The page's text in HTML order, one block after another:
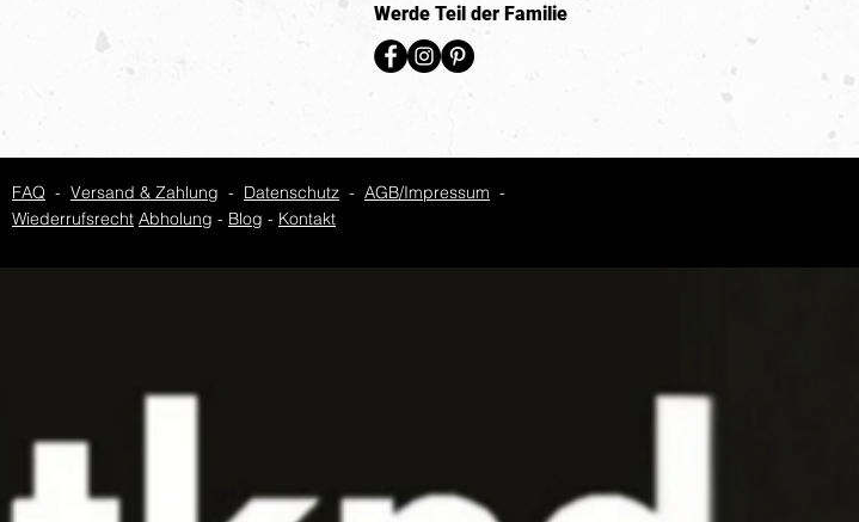
Werde Teil der Familie
FAQ - Versand & Zahlung - Datenschutz - AGB/Impressum -
Wiederrufsrecht Abholung - Blog - Kontakt